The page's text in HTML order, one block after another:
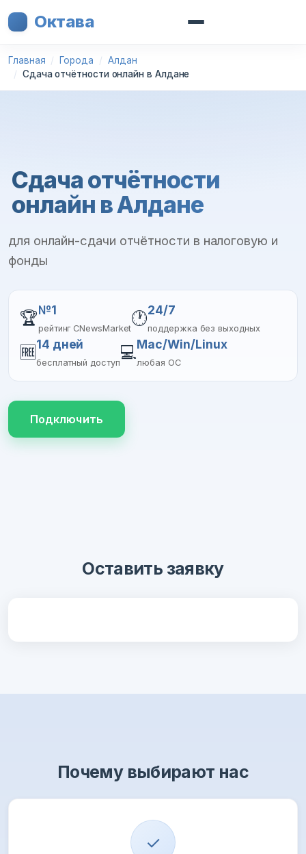
Октава
Главная Города
Алдан
Сдача отчётности онлайн в Алдане
Сдача отчётности
онлайн в Алдане
для онлайн-сдачи отчётности в налоговую и
фонды
🏆№1
рейтинг CNewsMarket
🕐24/7
поддержка без выходных
🆓14 дней
бесплатный доступ
💻Mac/Win/Linux
любая ОС
Подключить
Оставить заявку
Почему выбирают нас
✓